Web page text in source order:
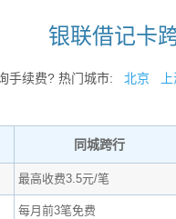
银联借记卡
手续费? 热门城市: 北京
同城跨行
最高收费3.5元/笔
每月前3笔免费